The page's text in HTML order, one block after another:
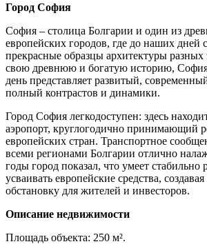
Город София
София – столица Болгарии и один из
европейских городов, где до наших дней
прекрасные образцы архитектуры
свою древнюю и богатую историю,
день представляет развитый,
полный контрастов и динамики.
Город София легкодоступен: здесь
аэропорт, круглогодично принимающий
европейских стран. Транспортное
всеми регионами Болгарии отлично
годы город показал, что умеет стабильно
усваивать европейские средства,
обстановку для жителей и инвесторов.
Описание недвижимости
Площадь объекта: 250 м².